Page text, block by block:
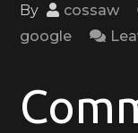
By cossaw
google